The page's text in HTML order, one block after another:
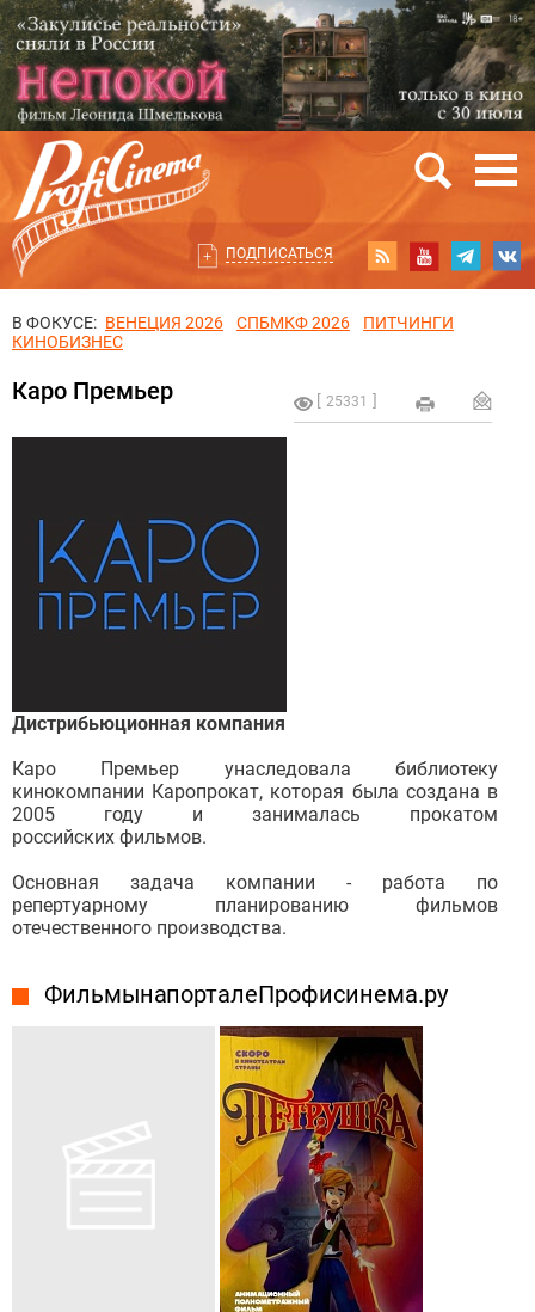
ПОДПИСАТЬСЯ
В ФОКУСЕ: ВЕНЕЦИЯ 2026 СПБМКФ 2026
ПИТЧИНГИ
КИНОБИЗНЕС
25331
Каро Премьер
Дистрибьюционная компания
Каро Премьер унаследовала библиотеку
кинокомпании Каропрокат, которая была создана в
2005 году и занималась прокатом
российских фильмов.
Основная задача компании - работа по
репертуарному планированию фильмов
отечественного производства.
Фильмы на портале Профисинема.ру